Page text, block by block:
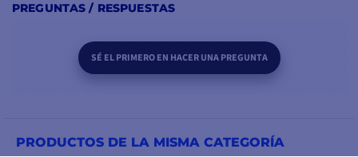
PREGUNTAS / RESPUESTAS
SÉ EL PRIMERO EN HACER UNA PREGUNTA
PRODUCTOS DE LA MISMA CATEGORÍA